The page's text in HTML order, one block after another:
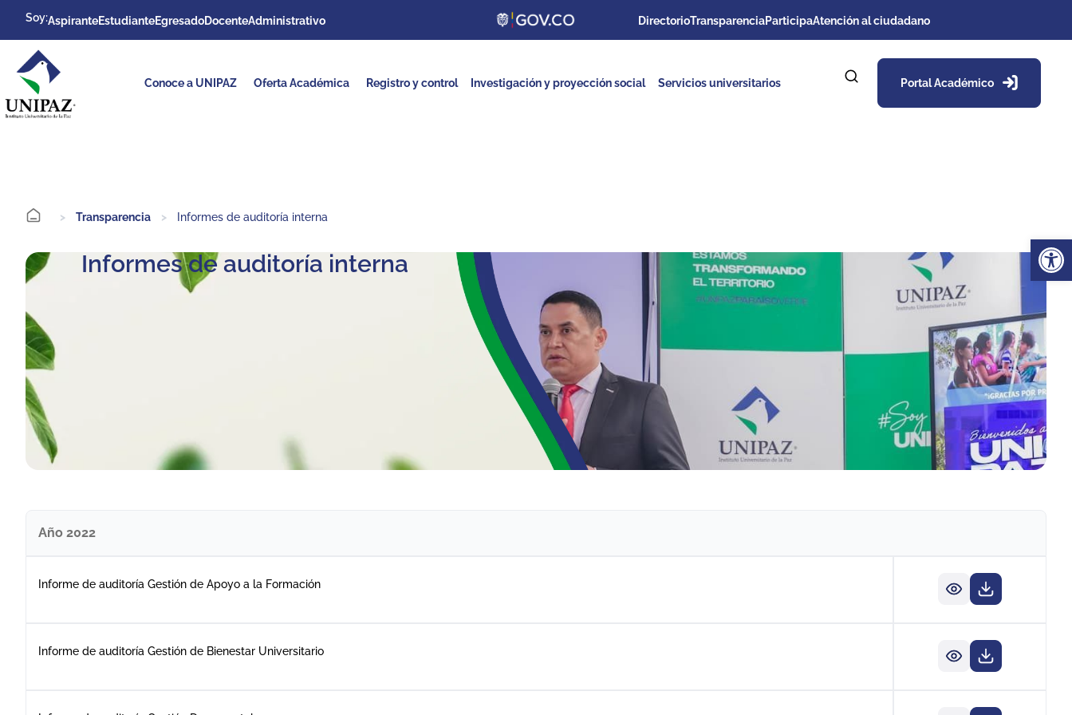
Soy:AspiranteEstudianteEgresadoDocenteAdministrativo DirectorioTransparenciaParticipaAtención al ciudadano
Conoce a UNIPAZ Oferta Académica Registro y control Investigación y proyección social Servicios universitarios Portal Académico
> Transparencia > Informes de auditoría interna
Informes de auditoría interna
Año 2022
Informe de auditoría Gestión de Apoyo a la Formación
Informe de auditoría Gestión de Bienestar Universitario